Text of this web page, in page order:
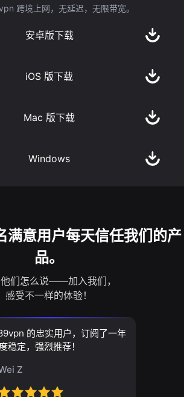
跨境上网，无延迟，无限带宽。
安卓版下载
iOS 版下载
Mac 版下载
Windows
满意用户每天信任我们的产
品。
们怎么说——加入我们，
感受不一样的体验！
的忠实用户，订阅了一年
稳定，强烈推荐！
Z